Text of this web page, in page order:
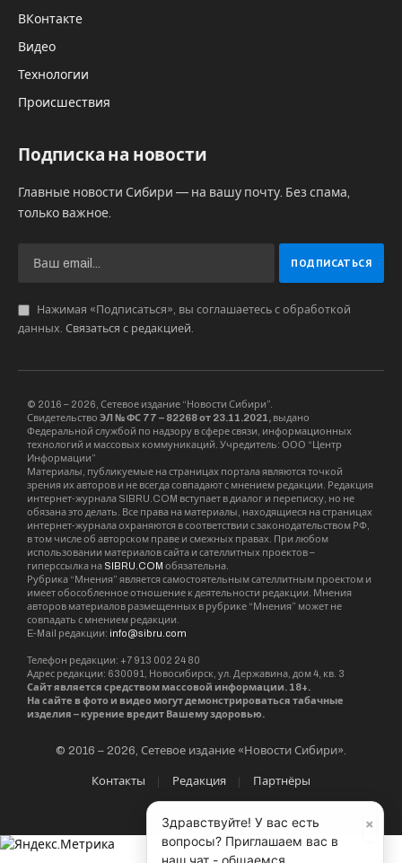
ВКонтакте
Видео
Технологии
Происшествия
Подписка на новости
Главные новости Сибири — на вашу почту. Без спама,
только важное.
Нажимая «Подписаться», вы соглашаетесь с обработкой
данных. Связаться с редакцией.
© 2016 – 2026, Сетевое издание “Новости Сибири”.
Свидетельство ЭЛ № ФС 77 – 82268 от 23.11.2021, выдано
Федеральной службой по надзору в сфере связи, информационных
технологий и массовых коммуникаций. Учредитель: ООО “Центр
Информации”
Материалы, публикуемые на страницах портала являются точкой
зрения их авторов и не всегда совпадают с мнением редакции. Редакция
интернет-журнала SIBRU.COM вступает в диалог и переписку, но не
обязана это делать. Все права на материалы, находящиеся на страницах
интернет-журнала охраняются в соответствии с законодательством РФ,
в том числе об авторском праве и смежных правах. При любом
использовании материалов сайта и сателлитных проектов –
гиперссылка на SIBRU.COM обязательна.
Рубрика “Мнения” является самостоятельным сателлитным проектом и
имеет обособленное отношение к деятельности редакции. Мнения
авторов материалов размещенных в рубрике “Мнения” может не
совпадать с мнением редакции.
E-Mail редакции: info@sibru.com
Телефон редакции: +7 913 002 24 80
Адрес редакции: 630091, Новосибирск, ул. Державина, дом 4, кв. 3
Сайт является средством массовой информации. 18+.
На сайте в фото и видео могут демонстрироваться табачные
изделия – курение вредит Вашему здоровью.
© 2016 – 2026, Сетевое издание «Новости Сибири».
Контакты Редакция Партнёры
×
Здравствуйте! У вас есть
вопросы? Приглашаем вас в
наш чат - общаемся,